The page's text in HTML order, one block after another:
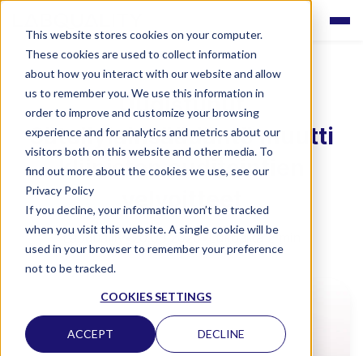
This website stores cookies on your computer.
These cookies are used to collect information
about how you interact with our website and allow
us to remember you. We use this information in
order to improve and customize your browsing
experience and for analytics and metrics about our
visitors both on this website and other media. To
find out more about the cookies we use, see our
Privacy Policy
If you decline, your information won’t be tracked
when you visit this website. A single cookie will be
used in your browser to remember your preference
not to be tracked.
COOKIES SETTINGS
ACCEPT DECLINE
Uudistunut
Säteilylainsäädäntö muutti
kliinisten auditointien
velvoitteet
Labquality•20.08.2020• Lukuaika 2 min